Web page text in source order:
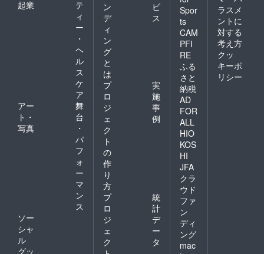
起業
テ
ィ
ー
・
ヘ
ル
ス
ケ
ア
アー
ト・
写真
舞
台
・
パ
フ
ォ
ー
マ
ン
ス
ソー
シャ
ル
グッ
ン
デ
ィ
ン
グ
と
は
ビ
ス
プ
ロ
ジ
ェ
ク
ト
の
作
り
方
実
施
事
例
プ
ロ
ジ
ェ
ク
統
計
デ
ー
タ
Spor
ts
CAM
PFI
RE
ふる
さと
納税
AD
FOR
ALL
HIO
KOS
HI
JFA
クラ
ウド
ファ
ン
ディ
ング
mac
ラスメ
ントに
対する
考え方
クッ
キーポ
リシー